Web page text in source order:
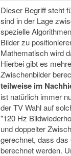
Dieser Begriff steht
sind in der Lage
spezielle
Bilder zu
Mathematisch wird
Hierbei gibt es
Zwischenbilder
teilweise im
ist natürlich immer
der TV Wahl auf
"120 Hz
und doppelter
gerechnet, dass das
berechnet werden.